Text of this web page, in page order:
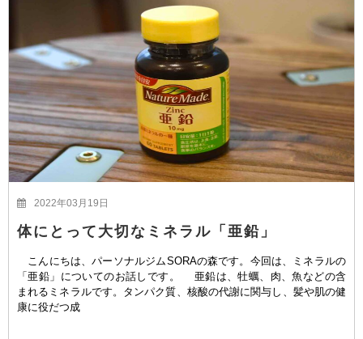
2022年03月19日
体にとって大切なミネラル「亜鉛」
こんにちは、パーソナルジムSORAの森です。今回は、ミネラルの
「亜鉛」についてのお話しです。 亜鉛は、牡蠣、肉、魚などの含
まれるミネラルです。タンパク質、核酸の代謝に関与し、髪や肌の健
康に役だつ成